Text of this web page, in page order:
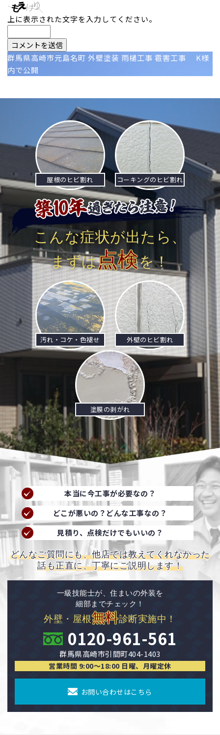
上に表示された文字を入力してください。
投
稿
ナ
シ
ョ
ン
群馬県高崎市元島名町 外壁塗装 雨樋工事 雹害工事 K様
内で公開
屋根のヒビ割れ コーキングのヒビ割れ
こんな症状が出たら、
まずは点検を！
汚れ・コケ・色褪せ 外壁のヒビ割れ
塗膜の剥がれ
本当に今工事が必要なの？
どこが悪いの？どんな工事なの？
見積り、点検だけでもいいの？
どんなご質問にも、他店では教えてくれなかった
話も正直に、丁寧にご説明します！
一級技能士が、住まいの外装を
細部までチェック！
外壁・屋根無料診断実施中！
0120-961-561
群馬県高崎市引間町404-1403
営業時間 9:00〜18:00 日曜、月曜定休
お問い合わせはこちら